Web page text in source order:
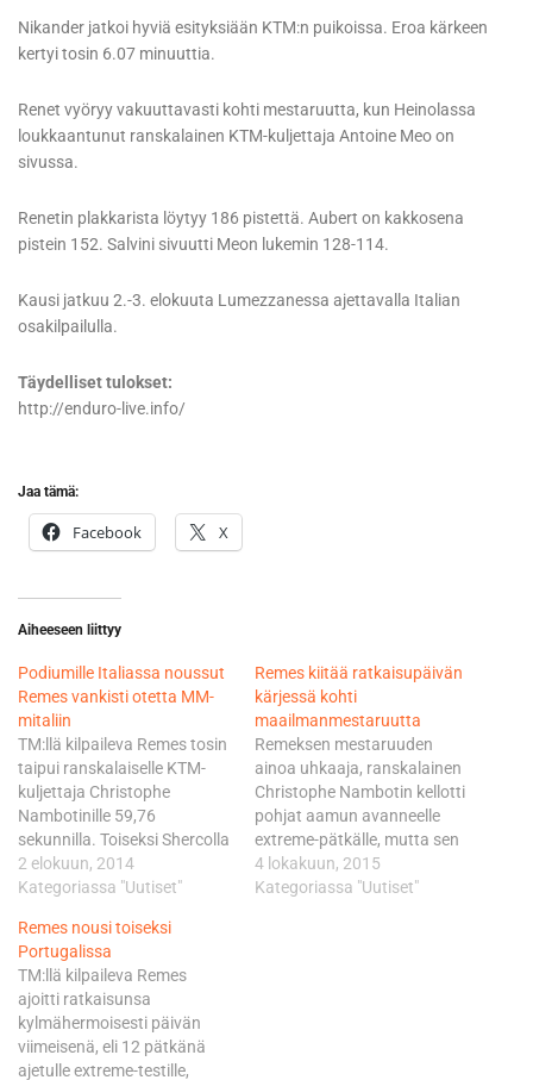
Nikander jatkoi hyviä esityksiään KTM:n puikoissa. Eroa kärkeen
kertyi tosin 6.07 minuuttia.
Renet vyöryy vakuuttavasti kohti mestaruutta, kun Heinolassa
loukkaantunut ranskalainen KTM-kuljettaja Antoine Meo on
sivussa.
Renetin plakkarista löytyy 186 pistettä. Aubert on kakkosena
pistein 152. Salvini sivuutti Meon lukemin 128-114.
Kausi jatkuu 2.-3. elokuuta Lumezzanessa ajettavalla Italian
osakilpailulla.
Täydelliset tulokset:
http://enduro-live.info/
Jaa tämä:
Facebook X
Aiheeseen liittyy
Podiumille Italiassa noussut
Remes vankisti otetta MM-
mitaliin
TM:llä kilpaileva Remes tosin
taipui ranskalaiselle KTM-
kuljettaja Christophe
Nambotinille 59,76
sekunnilla. Toiseksi Shercolla
sivalsi ranskalainen Anthony
Boissiere 56,45 sekuntia
mestaruus katkolla
Nambotin painelee kovaa
kyytiä kohti
maailmanmestaruutta, sillä
hänellä on 42 pisteen etu
toisena olevaan Remekseen.
2 elokuun, 2014
Kategoriassa "Uutiset"
Remes kiitää ratkaisupäivän
kärjessä kohti
maailmanmestaruutta
Remeksen mestaruuden
ainoa uhkaaja, ranskalainen
Christophe Nambotin kellotti
pohjat aamun avanneelle
extreme-pätkälle, mutta sen
jälkeen pikkuluokassa on
edetty
4 lokakuun, 2015
Kategoriassa "Uutiset"
Remes nousi toiseksi
Portugalissa
TM:llä kilpaileva Remes
ajoitti ratkaisunsa
kylmähermoisesti päivän
viimeisenä, eli 12 pätkänä
ajetulle extreme-testille,